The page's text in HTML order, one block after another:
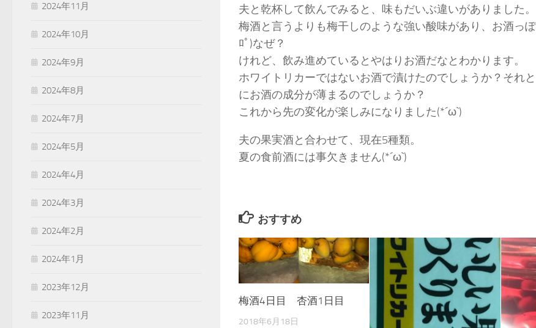
夫と乾杯して飲んでみると、味もだいぶ違いがありました。
梅酒と言うよりも梅干しのような強い酸味があり、お酒っ
ﾛﾟ)なぜ？
けれど、飲み進めているとやはりお酒だなとわかります。
ホワイトリカーではないお酒で漬けたのでしょうか？それ
にお酒の成分が薄まるのでしょうか？
これから先の変化が楽しみになりました(*´ω`)
夫の果実酒と合わせて、現在5種類。
夏の食前酒には事欠きません(*´ω`)
おすすめ
梅酒4日目 杏酒1日目
2018年6月18日
2024年11月
2024年10月
2024年9月
2024年8月
2024年7月
2024年5月
2024年4月
2024年3月
2024年2月
2024年1月
2023年12月
2023年11月